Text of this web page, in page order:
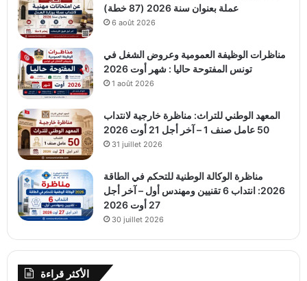
عملة بعنوان سنة 2026 (87 خطة)
6 août 2026
مناظرات الوظيفة العمومية وعروض الشغل في
تونس المفتوحة حاليا : شهر أوت 2026
1 août 2026
المعهد الوطني للتراث: مناظرة خارجية لانتداب
50 عامل صنف 1 – آخر أجل 21 أوت 2026
31 juillet 2026
مناظرة الوكالة الوطنية للتحكم في الطاقة
2026: انتداب 6 تقنيين ومهندس أول – آخر أجل
27 أوت 2026
30 juillet 2026
الأكثر قراءة